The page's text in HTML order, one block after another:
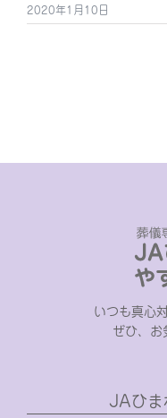
2020年1月10日
いつも真心
ぜひ、お
JAひま